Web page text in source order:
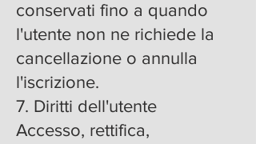
conservati fino a quando
l'utente non ne richiede la
cancellazione o annulla
l'iscrizione.
7. Diritti dell'utente
Accesso, rettifica,